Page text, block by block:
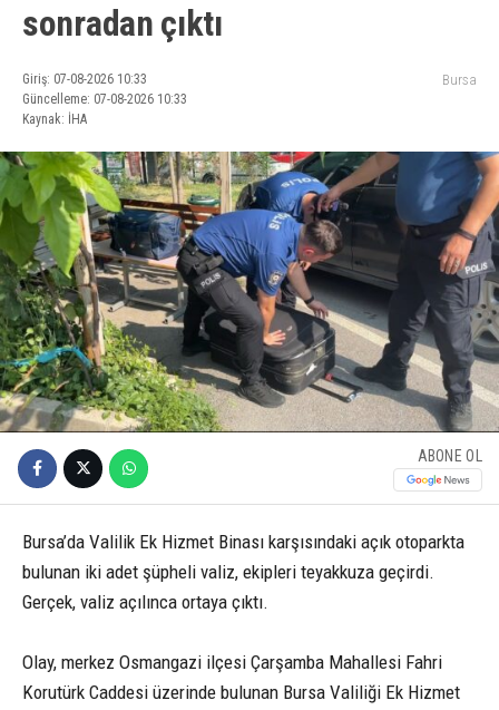
sonradan çıktı
Giriş: 07-08-2026 10:33
Güncelleme: 07-08-2026 10:33
Kaynak: İHA
Bursa
ABONE OL
Bursa’da Valilik Ek Hizmet Binası karşısındaki açık otoparkta
bulunan iki adet şüpheli valiz, ekipleri teyakkuza geçirdi.
Gerçek, valiz açılınca ortaya çıktı.
Olay, merkez Osmangazi ilçesi Çarşamba Mahallesi Fahri
Korutürk Caddesi üzerinde bulunan Bursa Valiliği Ek Hizmet